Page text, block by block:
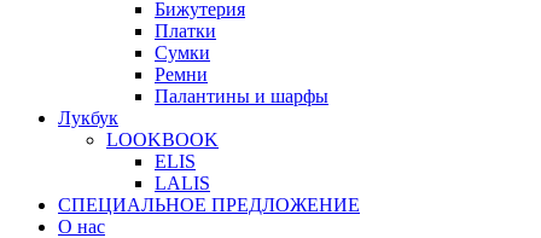
Бижутерия
Платки
Сумки
Ремни
Палантины и шарфы
Лукбук
LOOKBOOK
ELIS
LALIS
СПЕЦИАЛЬНОЕ ПРЕДЛОЖЕНИЕ
О нас